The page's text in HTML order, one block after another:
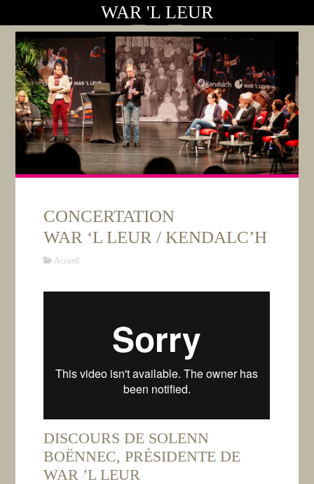
WAR 'L LEUR
CONCERTATION
WAR ‘L LEUR / KENDALC’H
Accueil
DISCOURS DE SOLENN
BOËNNEC, PRÉSIDENTE DE
WAR ’L LEUR